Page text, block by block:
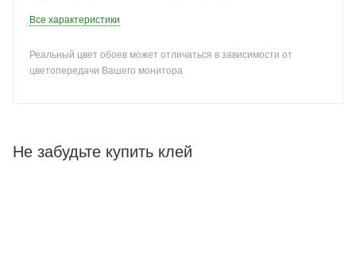
Все характеристики
Реальный цвет обоев может отличаться в зависимости от
цветопередачи Вашего монитора
Не забудьте купить клей